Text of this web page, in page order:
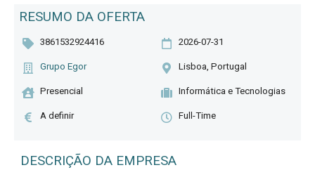
RESUMO DA OFERTA
3861532924416 2026-07-31
Grupo Egor Lisboa, Portugal
Presencial Informática e Tecnologias
A definir Full-Time
DESCRIÇÃO DA EMPRESA